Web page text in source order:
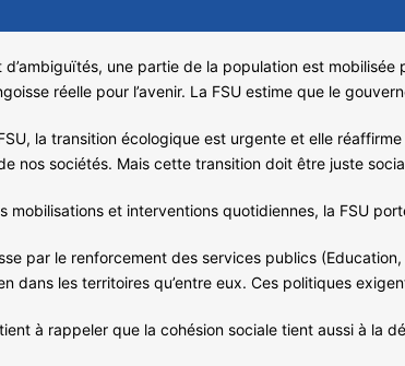
d’ambiguïtés, une partie de la population est
réelle pour l’avenir. La FSU estime que le
la transition écologique est urgente et elle
de nos sociétés. Mais cette transition doit être juste
mobilisations et interventions quotidiennes, la FSU
par le renforcement des services publics
dans les territoires qu’entre eux. Ces politiques
à rappeler que la cohésion sociale tient aussi à la